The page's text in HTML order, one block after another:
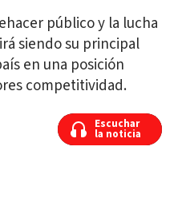
público y la lucha
siendo su principal
en una posición
competitividad.
Escuchar
la noticia
Escuchar
la noticia